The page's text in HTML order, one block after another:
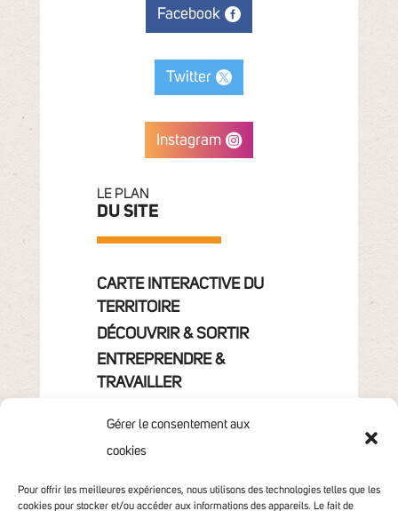
Gérer le consentement aux
cookies
Pour offrir les meilleures expériences, nous utilisons des technologies telles que les
cookies pour stocker et/ou accéder aux informations des appareils. Le fait de
Facebook
Twitter
Instagram
LE PLAN
DU SITE
CARTE INTERACTIVE DU
TERRITOIRE
DÉCOUVRIR & SORTIR
ENTREPRENDRE &
TRAVAILLER
CONTACT